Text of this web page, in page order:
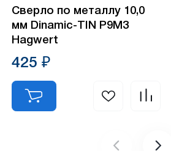
Сверло по металлу 10,0
мм Dinamic-TIN P9M3
Hagwert
425 ₽